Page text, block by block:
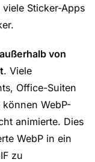
Sticker-Apps
von
. Viele
Office-Suiten
WebP-
animierte. Dies
WebP in ein
zu